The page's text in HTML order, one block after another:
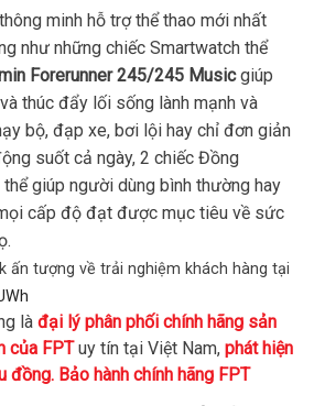
minh hỗ trợ thể thao mới nhất
như những chiếc Smartwatch thể
Forerunner 245/245 Musicgiúp
thúc đẩy lối sống lành mạnh và
bộ, đạp xe, bơi lội hay chỉ đơn giản
suốt cả ngày, 2 chiếc Đồng
thể giúp người dùng bình thường hay
cấp độ đạt được mục tiêu về sức
ấn tượng về trải nghiệm khách hàng tại
làđại lý phân phối chính hãng sản
của FPTuy tín tại Việt Nam, phát hiện
đồng. Bảo hành chính hãng FPT